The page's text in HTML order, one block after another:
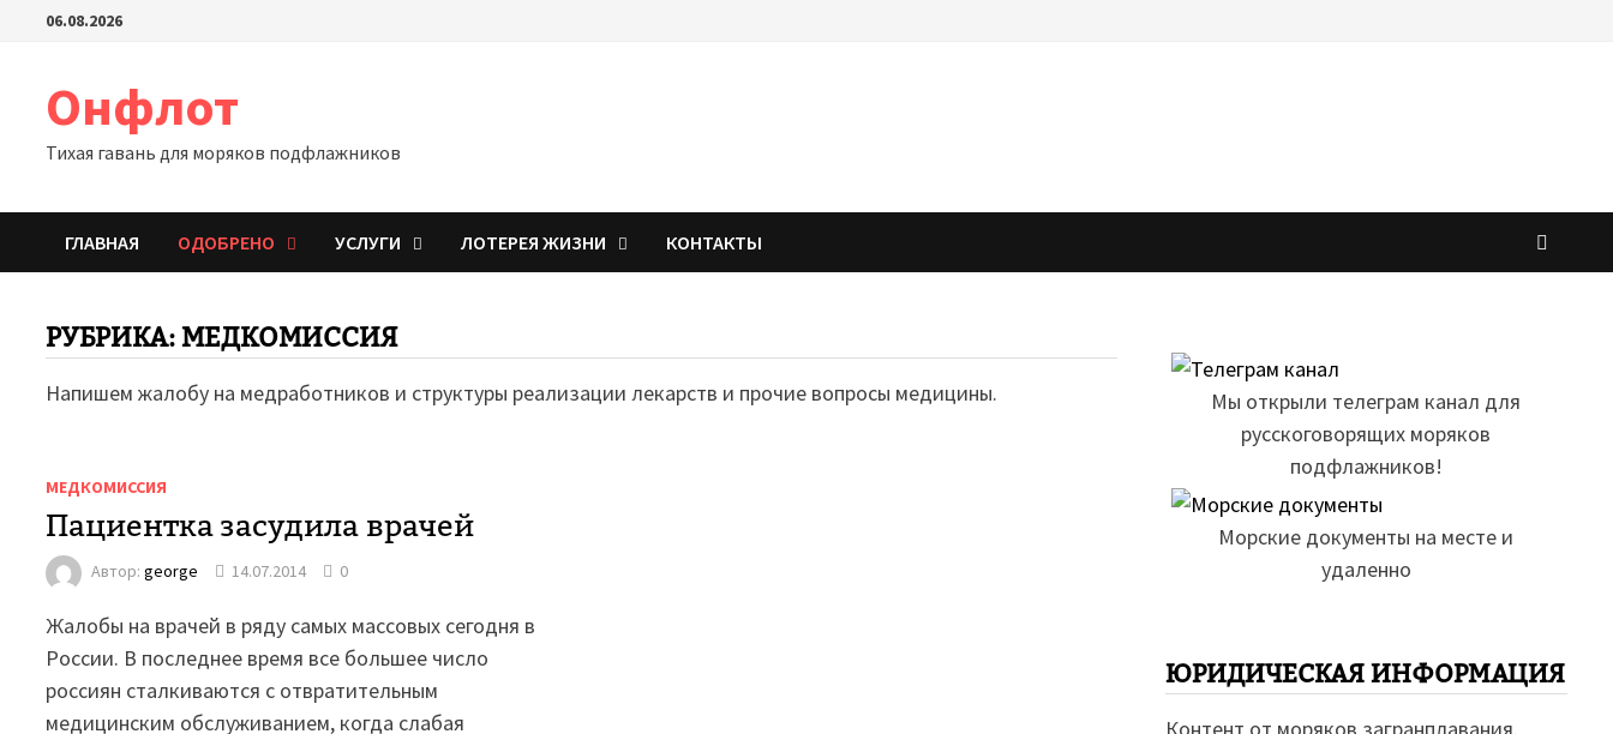
Перейти06.08.2026
Онфлот
Тихая гавань для моряков подфлажников
ГЛАВНАЯ ОДОБРЕНО УСЛУГИ ЛОТЕРЕЯ ЖИЗНИ КОНТАКТЫ
РУБРИКА:МЕДКОМИССИЯ
Напишем жалобу на медработников и структуры реализации лекарств и прочие вопросы медицины.
МЕДКОМИССИЯ
Пациентка засудила врачей
Автор:george 14.07.2014 0
Жалобы на врачей в ряду самых массовых сегодня в
России. В последнее время все большее число
россиян сталкиваются с отвратительным
медицинским обслуживанием, когда слабая
Мы открыли телеграм канал для
русскоговорящих моряков
подфлажников!
Морские документы на месте и
удаленно
ЮРИДИЧЕСКАЯ ИНФОРМАЦИЯ